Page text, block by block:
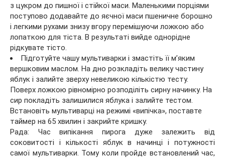
з цукром до пишної і стійкої маси. Маленькими порціями
поступово додавайте до яєчної маси пшеничне борошно
і легкими рухами знизу вгору перемішуючи ложкою або
лопаткою для тіста. В результаті вийде однорідне
рідкувате тісто.
Підготуйте чашу мультиварки і змастіть її м’яким
вершковим маслом. На дно розкладіть велику частину
яблук і залийте зверху невеликою кількістю тесту.
Поверх ложкою рівномірно розподіліть сирну начинку. На
сир покладіть залишилися яблука і залийте тестом.
Встановіть мультиварці на режимі «випічка», поставте
таймер на 65 хвилин і закрийте кришку.
Рада: Час випікання пирога дуже залежить від
соковитості і кількості яблук в начинці і потужності
самої мультиварки. Тому коли пройде встановлений час,